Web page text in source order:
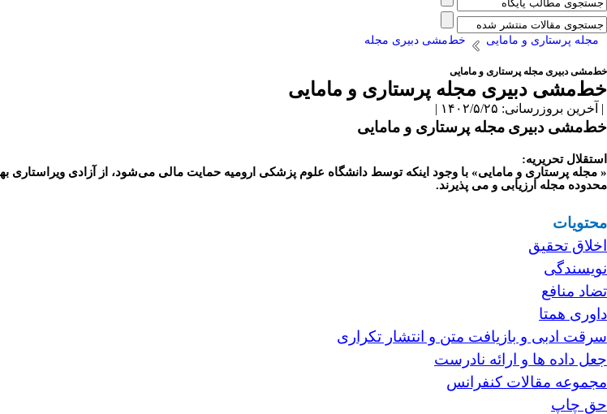
مجله پرستاری و مامایی خط‌مشی دبیری مجله
خط‌مشی دبیری مجله پرستاری و مامایی
خط‌مشی دبیری مجله پرستاری و مامایی
| آخرین بروزرسانی: ۱۴۰۲/۵/۲۵ |
خط‌مشی دبیری مجله پرستاری و مامایی
استقلال تحریریه:
« مجله پرستاری و مامایی» با وجود اینکه توسط دانشگاه علوم پزشکی ارومیه حمایت مالی می‌شود، از آزادی ویراستاری
محدوده مجله ارزیابی و می پذیرند.
محتویات
اخلاق تحقیق
نویسندگی
تضاد منافع
داوری همتا
سرقت ادبی و بازیافت متن و انتشار تکراری
جعل داده ها و ارائه نادرست
مجموعه مقالات کنفرانس
حق چاپ